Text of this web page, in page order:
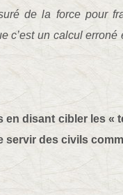
de la force pour
c’est un calcul
en disant cibler les «
servir des civils